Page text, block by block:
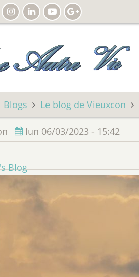
Blogs Le blog de Vieuxcon
lun 06/03/2023 - 15:42
Blog